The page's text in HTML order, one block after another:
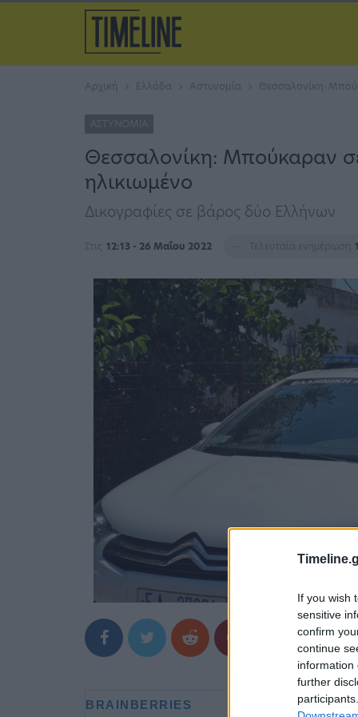
If you wish
sensitive
confirm
continue
information
further
Αρχική Ελλάδα Αστυνομία Θεσσαλονίκη:
ΑΣΤΥΝΟΜΊΑ
Θεσσαλονίκη: Μπούκαραν
ηλικιωμένο
Δικογραφίες σε βάρος δύο Ελλήνων
Στις 12:13 - 26 Μαΐου 2022 Τελευταία ενημέρωση